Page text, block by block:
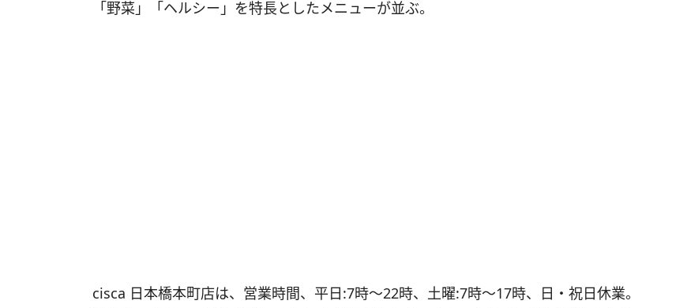
「野菜」「ヘルシー」を特長としたメニューが並ぶ。
cisca 日本橋本町店は、営業時間、平日:7時～22時、土曜:7時～17時、日・祝日休業。